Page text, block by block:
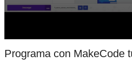
Programa con MakeCode